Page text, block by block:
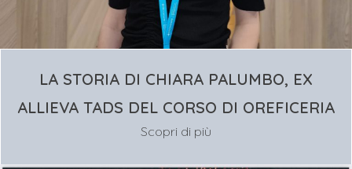
LA STORIA DI CHIARA PALUMBO, EX
ALLIEVA TADS DEL CORSO DI OREFICERIA
Scopri di più